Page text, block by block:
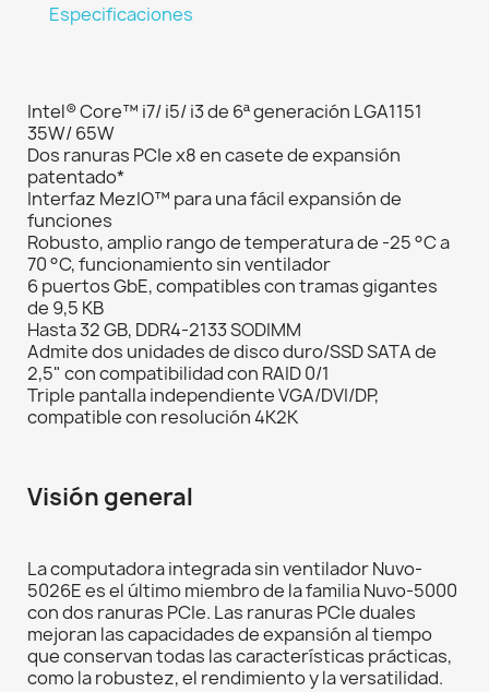
Especificaciones
Intel® Core™ i7/ i5/ i3 de 6ª generación LGA1151
35W/ 65W
Dos ranuras PCIe x8 en casete de expansión
patentado*
Interfaz MezIO™ para una fácil expansión de
funciones
Robusto, amplio rango de temperatura de -25 °C a
70 °C, funcionamiento sin ventilador
6 puertos GbE, compatibles con tramas gigantes
de 9,5 KB
Hasta 32 GB, DDR4-2133 SODIMM
Admite dos unidades de disco duro/SSD SATA de
2,5" con compatibilidad con RAID 0/1
Triple pantalla independiente VGA/DVI/DP,
compatible con resolución 4K2K
Visión general
La computadora integrada sin ventilador Nuvo-
5026E es el último miembro de la familia Nuvo-5000
con dos ranuras PCIe. Las ranuras PCIe duales
mejoran las capacidades de expansión al tiempo
que conservan todas las características prácticas,
como la robustez, el rendimiento y la versatilidad.